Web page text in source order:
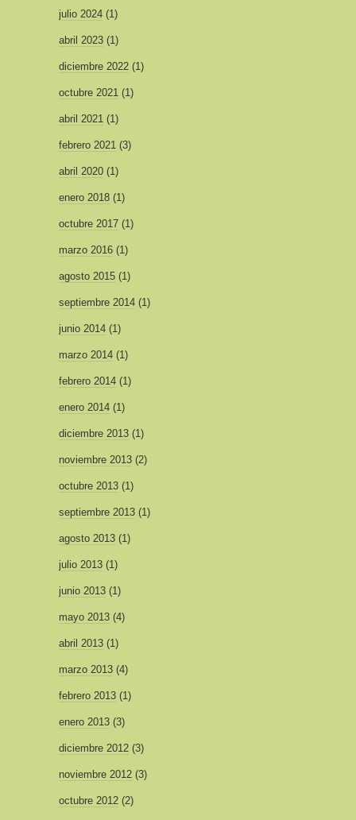
julio 2024 (1)
abril 2023 (1)
diciembre 2022 (1)
octubre 2021 (1)
abril 2021 (1)
febrero 2021 (3)
abril 2020 (1)
enero 2018 (1)
octubre 2017 (1)
marzo 2016 (1)
agosto 2015 (1)
septiembre 2014 (1)
junio 2014 (1)
marzo 2014 (1)
febrero 2014 (1)
enero 2014 (1)
diciembre 2013 (1)
noviembre 2013 (2)
octubre 2013 (1)
septiembre 2013 (1)
agosto 2013 (1)
julio 2013 (1)
junio 2013 (1)
mayo 2013 (4)
abril 2013 (1)
marzo 2013 (4)
febrero 2013 (1)
enero 2013 (3)
diciembre 2012 (3)
noviembre 2012 (3)
octubre 2012 (2)